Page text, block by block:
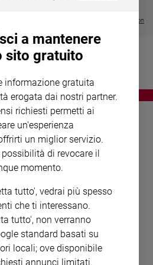
Visualizza tutte le collection
NOTE LEGALI
PRIVACY POLICY
WHISTLEBLOWING
SOCIAL
a mantenere
sito gratuito
informazione gratuita
erogata dai nostri partner.
richiesti permetti ai
un'esperienza
un miglior servizio.
di revocare il
momento.
tutto', vedrai più spesso
che ti interessano.
tutto', non verranno
standard basati su
locali; ove disponibile
annunci limitati.